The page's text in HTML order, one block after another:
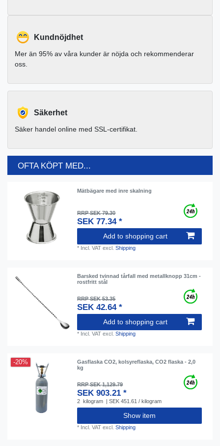
Kundnöjdhet
Mer än 95% av våra kunder är nöjda och rekommenderar
oss.
Säkerhet
Säker handel online med SSL-certifikat.
OFTA KÖPT MED...
Mätbägare med inre skalning
RRP SEK 79.30
SEK 77.34 *
Add to shopping cart
* Incl. VAT excl.Shipping
Barsked tvinnad tårfall med metallknopp 31cm -
rostfritt stål
RRP SEK 53.35
SEK 42.64 *
Add to shopping cart
* Incl. VAT excl.Shipping
-20%
Gasflaska CO2, kolsyreflaska, CO2 flaska - 2,0
kg
RRP SEK 1,129.79
SEK 903.21 *
2 kilogram | SEK 451.61 / kilogram
Show item
* Incl. VAT excl.Shipping